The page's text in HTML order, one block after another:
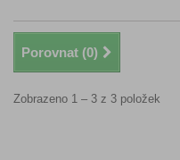
Porovnat (0)
Zobrazeno 1 – 3 z 3 položek